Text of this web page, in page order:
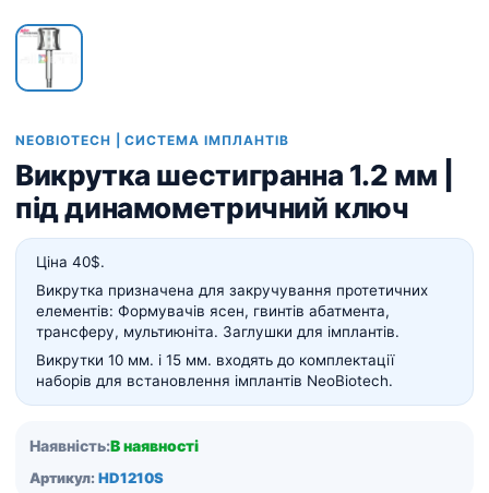
NEOBIOTECH | СИСТЕМА ІМПЛАНТІВ
Викрутка шестигранна 1.2 мм |
під динамометричний ключ
Ціна 40$.
Викрутка призначена для закручування протетичних
елементів: Формувачів ясен, гвинтів абатмента,
трансферу, мультиюніта. Заглушки для імплантів.
Викрутки 10 мм. і 15 мм. входять до комплектації
наборів для встановлення імплантів NeoBiotech.
Наявність:В наявності
Артикул: HD1210S